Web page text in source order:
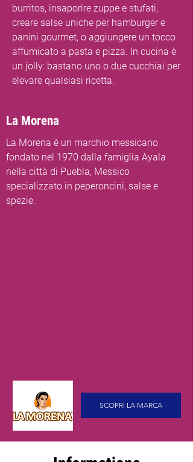
burritos, insaporire zuppe e stufati,
creare salse uniche per hamburger e
panini gourmet, o aggiungere un tocco
affumicato a pasta e pizza. In cucina è
un jolly: bastano uno o due cucchiai per
elevare qualsiasi ricetta.
La Morena
La Morena è un marchio messicano
fondato nel 1970 dalla famiglia Ayala
nella città di Puebla, Messico
specializzato in peperoncini, salse e
spezie.
SCOPRI LA MARCA